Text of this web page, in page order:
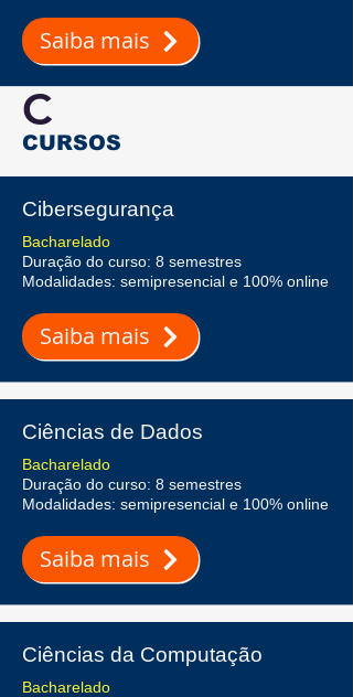
Saiba mais
C
CURSOS
Cibersegurança
Bacharelado
Duração do curso: 8 semestres
Modalidades: semipresencial e 100% online
Saiba mais
Ciências de Dados
Bacharelado
Duração do curso: 8 semestres
Modalidades: semipresencial e 100% online
Saiba mais
Ciências da Computação
Bacharelado